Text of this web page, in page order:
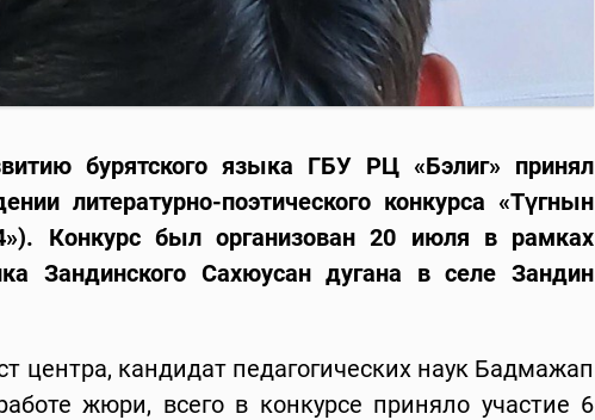
бурятского языка ГБУ РЦ «Бэлиг» принял
литературно-поэтического конкурса «Түгнын
Конкурс был организован 20 июля в рамках
Зандинского Сахюусан дугана в селе Зандин
центра, кандидат педагогических наук Бадмажап
жюри, всего в конкурсе приняло участие 6